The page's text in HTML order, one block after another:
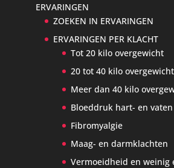
ERVARINGEN
ZOEKEN IN ERVARINGEN
ERVARINGEN PER KLACHT
Tot 20 kilo overgewicht
20 tot 40 kilo overgewicht
Meer dan 40 kilo
Bloeddruk hart- en vaten
Fibromyalgie
Maag- en darmklachten
Vermoeidheid en weinig